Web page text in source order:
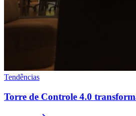
Tendências
Torre de Controle 4.0